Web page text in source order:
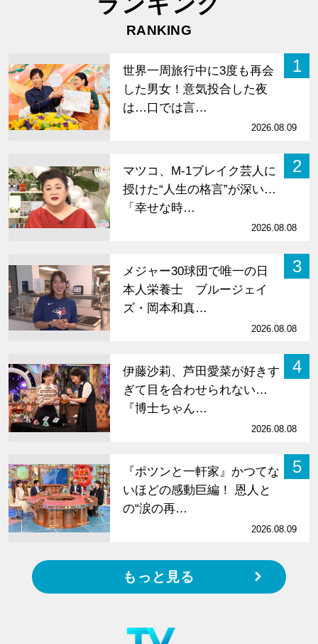
RANKING
1
世界一周旅行中に3度も再会
した男女！意気投合した夜
は…口では言…
2026.08.09
2
マツコ、M-1ブレイク芸人に
授けた“人生の格言”が深い…
「幸せな時…
2026.08.08
3
メジャー30球団で唯一の日
本人栄養士 ブルージェイ
ズ・岡本和真…
2026.08.08
4
伊藤沙莉、芦田愛菜が好きす
ぎて目を合わせられない…
『博士ちゃん…
2026.08.08
5
『ポツンと一軒家』かつてな
いほどの感動巨編！ 恩人と
の“涙の再…
2026.08.09
もっと見る